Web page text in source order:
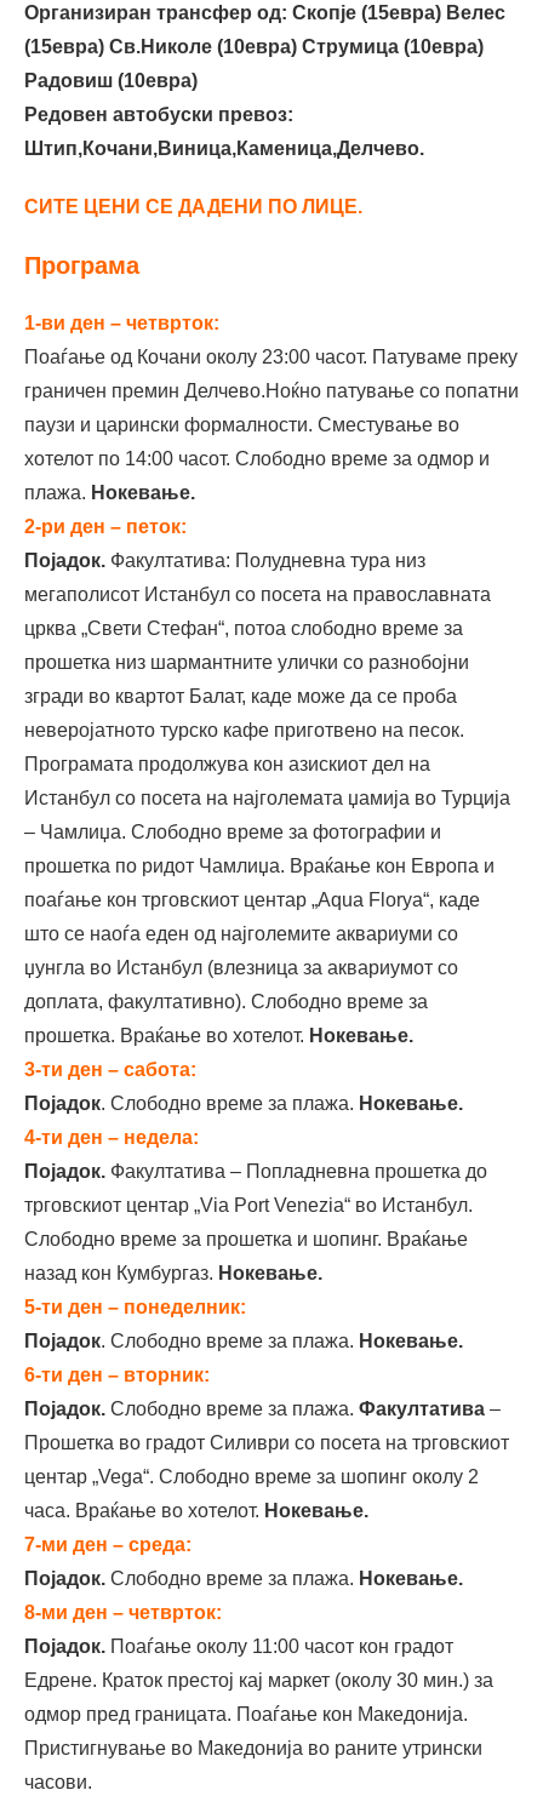
Oрганизиран трансфер од: Скопје (15евра) Велес
(15евра) Св.Николе (10евра) Струмица (10евра)
Радовиш (10евра)
Редовен автобуски превоз:
Штип,Кочани,Виница,Каменица,Делчево.
СИТЕ ЦЕНИ СЕ ДАДЕНИ ПО ЛИЦЕ.
Програма
1-ви ден – четврток:
Поаѓање од Кочани околу 23:00 часот. Патуваме преку
граничен премин Делчево.Ноќно патување со попатни
паузи и царински формалности. Сместување во
хотелот по 14:00 часот. Слободно време за одмор и
плажа. Нокевање.
2-ри ден – петок:
Појадок. Факултатива: Полудневна тура низ
мегаполисот Истанбул со посета на православната
црква „Свети Стефан“, потоа слободно време за
прошетка низ шармантните улички со разнобојни
згради во квартот Балат, каде може да се проба
неверојатното турско кафе приготвено на песок.
Програмата продолжува кон азискиот дел на
Истанбул со посета на најголемата џамија во Турција
– Чамлиџа. Слободно време за фотографии и
прошетка по ридот Чамлиџа. Враќање кон Европа и
поаѓање кон трговскиот центар „Aqua Florya“, каде
што се наоѓа еден од најголемите аквариуми со
џунгла во Истанбул (влезница за аквариумот со
доплата, факултативно). Слободно време за
прошетка. Враќање во хотелот. Нокевање.
3-ти ден – сабота:
Појадок. Слободно време за плажа. Нокевање.
4-ти ден – недела:
Појадок. Факултатива – Попладневна прошетка до
трговскиот центар „Via Port Venezia“ во Истанбул.
Слободно време за прошетка и шопинг. Враќање
назад кон Кумбургаз. Нокевање.
5-ти ден – понеделник:
Појадок. Слободно време за плажа. Нокевање.
6-ти ден – вторник:
Појадок. Слободно време за плажа. Факултатива –
Прошетка во градот Силиври со посета на трговскиот
центар „Vega“. Слободно време за шопинг околу 2
часа. Враќање во хотелот. Нокевање.
7-ми ден – среда:
Појадок. Слободно време за плажа. Нокевање.
8-ми ден – четврток:
Појадок. Поаѓање околу 11:00 часот кон градот
Едрене. Краток престој кај маркет (околу 30 мин.) за
одмор пред границата. Поаѓање кон Македонија.
Пристигнување во Македонија во раните утрински
часови.